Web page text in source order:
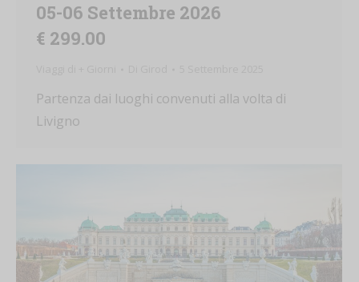
05-06 Settembre 2026
€ 299.00
Partenza dai luoghi convenuti alla volta di
Livigno